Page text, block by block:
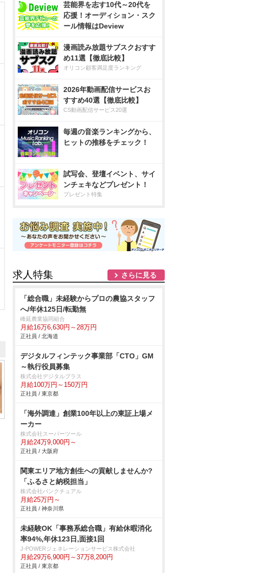
芸能界を志す10代～20代を
応援！オーディション・スク
ール情報はDeview
漫画読み放題サブスクおすす
め11選【徹底比較】
オリコン顧客満足度ランキング
2026年動画配信サービスお
すすめ40選【徹底比較】
CS動画配信サービス20選
毎週の音楽ランキングから、
ヒットの推移をチェック！
試写会、登壇イベント、サイ
ンチェキなどプレゼント！
プレゼント特集
求人特集 さらに見る
「総合職」未経験からプロの農協スタッフ
へ/年休125日/転勤無
峰延農業協同組合
月給16万6,630円～28万円
正社員 / 北海道
デジタルフィンテック事業部「CTO」GM
～執行役員募集
株式会社デジタルプラス
月給100万円～150万円
正社員 / 東京都
「海外調達」創業100年以上の東証上場メ
ーカー
株式会社スーパーツール
月給24万9,000円～
正社員 / 大阪府
関東エリア地方創生への貢献しませんか?
「ふるさと納税担当」
株式会社パンクチュアル
月給25万円～
正社員 / 神奈川県
未経験OK「事務系総合職」有給休暇消化
率94%,年休123日,面接1回
J-POWERジェネレーションサービス株式会社
月給29万6,900円～37万8,200円
正社員 / 東京都